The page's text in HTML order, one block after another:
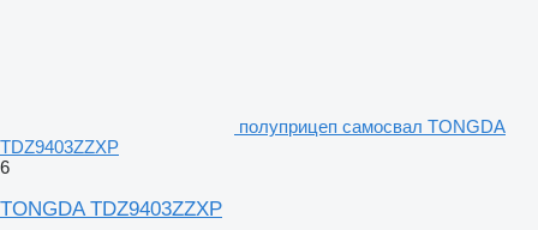
полуприцеп самосвал TONGDA
TDZ9403ZZXP
6
TONGDA TDZ9403ZZXP